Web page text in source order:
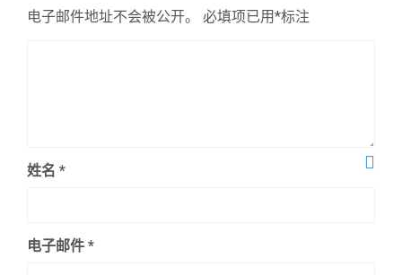
电子邮件地址不会被公开。 必填项已用*标注
姓名 *
电子邮件 *